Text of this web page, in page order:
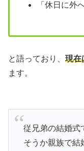
「休日に外
と語っており、 現在
ます。
従兄弟の結婚式
そうか親族で結